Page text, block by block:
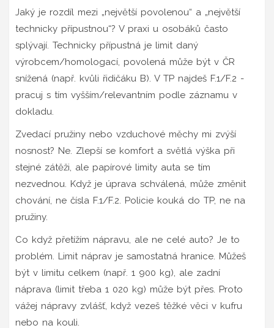
Jaký je rozdíl mezi „největší povolenou“ a „největší
technicky přípustnou“? V praxi u osobáků často
splývají. Technicky přípustná je limit daný
výrobcem/homologací, povolená může být v ČR
snížená (např. kvůli řidičáku B). V TP najdeš F.1/F.2 -
pracuj s tím vyšším/relevantním podle záznamu v
dokladu.
Zvedací pružiny nebo vzduchové měchy mi zvýší
nosnost? Ne. Zlepší se komfort a světlá výška při
stejné zátěži, ale papírové limity auta se tím
nezvednou. Když je úprava schválená, může změnit
chování, ne čísla F.1/F.2. Policie kouká do TP, ne na
pružiny.
Co když přetížím nápravu, ale ne celé auto? Je to
problém. Limit náprav je samostatná hranice. Můžeš
být v limitu celkem (např. 1 900 kg), ale zadní
náprava (limit třeba 1 020 kg) může být přes. Proto
vážej nápravy zvlášť, když vezeš těžké věci v kufru
nebo na kouli.